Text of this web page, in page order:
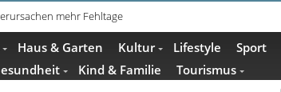
im Pop-up-Store in Büren
Haus & Garten Kultur Lifestyle Sport
Kind & Familie Tourismus